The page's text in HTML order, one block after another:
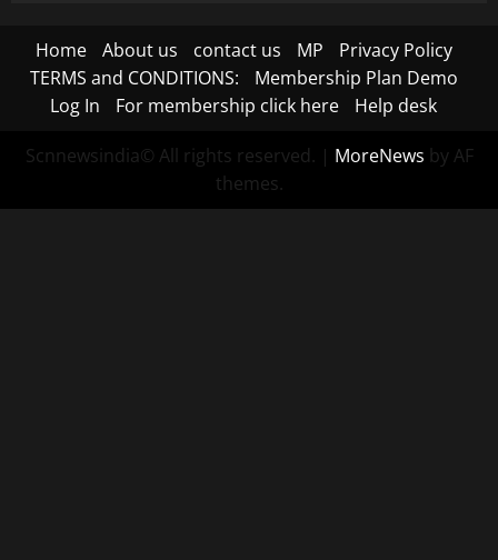
Home About us contact us MP
Privacy Policy
TERMS and CONDITIONS:
Membership Plan Demo
Log In
For membership click here Help desk
Scnnewsindia© All rights reserved. | MoreNews by AF
themes.